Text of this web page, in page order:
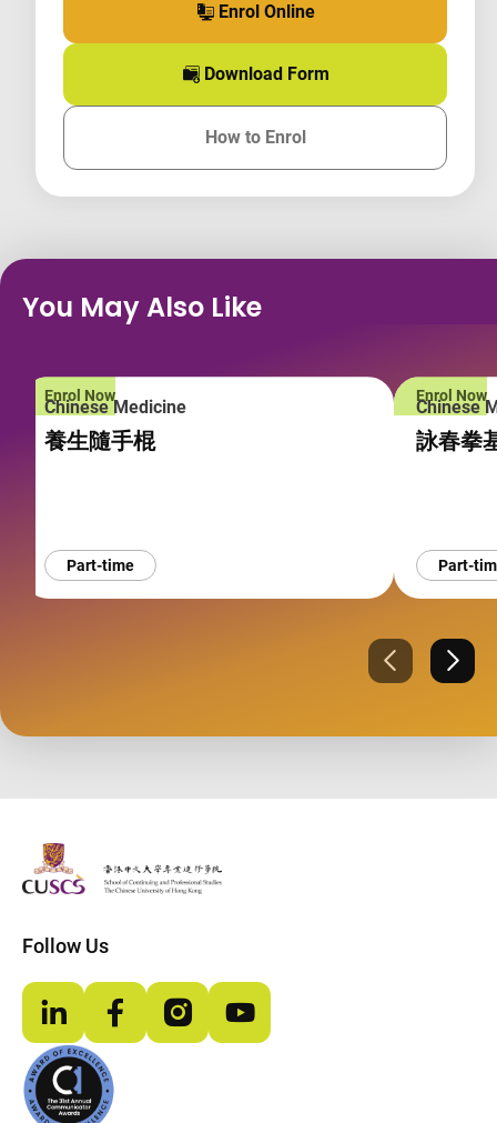
Enrol Online
Download Form
How to Enrol
You May Also Like
Enrol Now
Chinese Medicine
養生隨手棍
Part-time
Enrol Now
Chinese
詠春拳
Part-
PreviousNext
The Chinese Univeristy of hong Kong
Follow Us
LinkedInFacebookInstagramYouTube